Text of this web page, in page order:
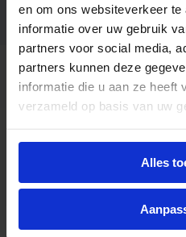
en om ons websiteverkeer
informatie over uw gebruik
partners voor social media,
partners kunnen deze
informatie die u aan ze heeft
verzameld op basis van uw
Alles
Ean code
Fabrikantnaam
60W
Downloads